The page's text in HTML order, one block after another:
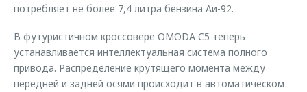
потребляет не более 7,4 литра бензина Аи-92.
В футуристичном кроссовере OMODA C5 теперь
устанавливается интеллектуальная система полного
привода. Распределение крутящего момента между
передней и задней осями происходит в автоматическом